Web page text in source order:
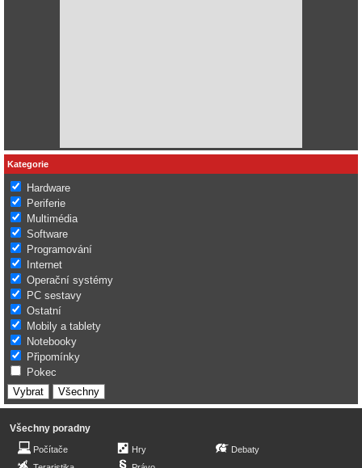
Kategorie
Hardware
Periferie
Multimédia
Software
Programování
Internet
Operační systémy
PC sestavy
Ostatní
Mobily a tablety
Notebooky
Připomínky
Pokec
Všechny poradny
Počítače
Hry
Debaty